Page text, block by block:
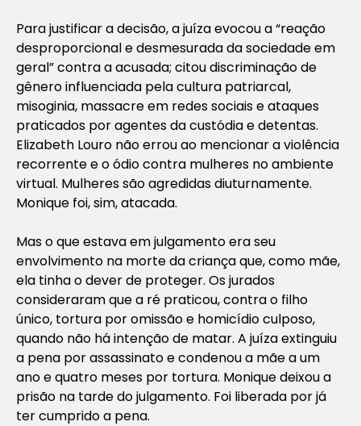
Para justificar a decisão, a juíza evocou a “reação
desproporcional e desmesurada da sociedade em
geral” contra a acusada; citou discriminação de
gênero influenciada pela cultura patriarcal,
misoginia, massacre em redes sociais e ataques
praticados por agentes da custódia e detentas.
Elizabeth Louro não errou ao mencionar a violência
recorrente e o ódio contra mulheres no ambiente
virtual. Mulheres são agredidas diuturnamente.
Monique foi, sim, atacada.
Mas o que estava em julgamento era seu
envolvimento na morte da criança que, como mãe,
ela tinha o dever de proteger. Os jurados
consideraram que a ré praticou, contra o filho
único, tortura por omissão e homicídio culposo,
quando não há intenção de matar. A juíza extinguiu
a pena por assassinato e condenou a mãe a um
ano e quatro meses por tortura. Monique deixou a
prisão na tarde do julgamento. Foi liberada por já
ter cumprido a pena.